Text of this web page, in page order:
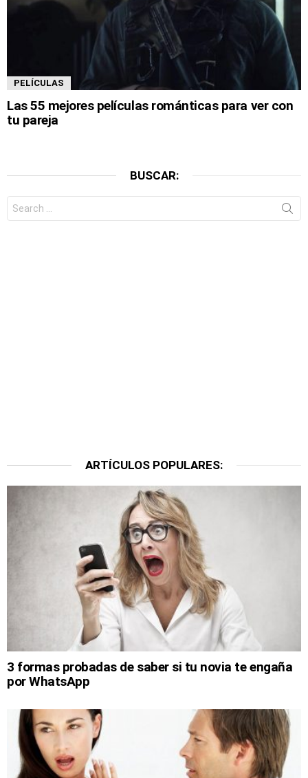
PELÍCULAS
Las 55 mejores películas románticas para ver con
tu pareja
BUSCAR:
for:
ARTÍCULOS POPULARES:
3 formas probadas de saber si tu novia te engaña
por WhatsApp